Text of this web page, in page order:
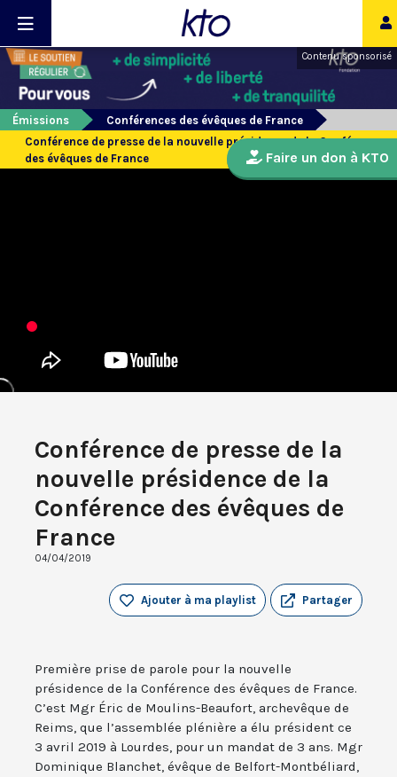
Contenu sponsorisé
Émissions
Conférences des évêques de France
Conférence de presse de la nouvelle présidence de la Conférence
des évêques de France
Conférence de presse de la
nouvelle présidence de la
Conférence des évêques de
France
04/04/2019
Partager
Ajouter à ma playlist
Première prise de parole pour la nouvelle
présidence de la Conférence des évêques de France.
C’est Mgr Éric de Moulins-Beaufort, archevêque de
Reims, que l’assemblée plénière a élu président ce
3 avril 2019 à Lourdes, pour un mandat de 3 ans. Mgr
Dominique Blanchet, évêque de Belfort-Montbéliard,
Faire un don à KTO